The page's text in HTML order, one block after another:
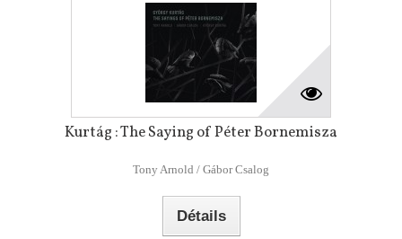
Kurtág : The Saying of Péter Bornemisza
Tony Arnold / Gábor Csalog
Détails